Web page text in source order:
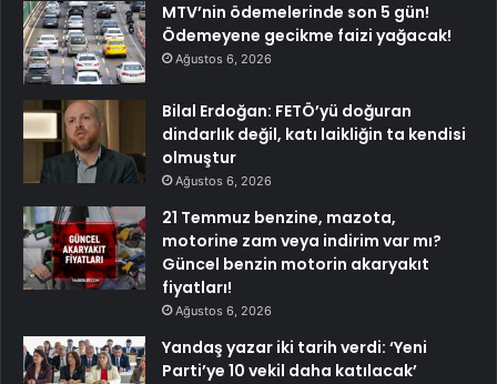
MTV’nin ödemelerinde son 5 gün!
Ödemeyene gecikme faizi yağacak!
Ağustos 6, 2026
Bilal Erdoğan: FETÖ’yü doğuran
dindarlık değil, katı laikliğin ta kendisi
olmuştur
Ağustos 6, 2026
21 Temmuz benzine, mazota,
motorine zam veya indirim var mı?
Güncel benzin motorin akaryakıt
fiyatları!
Ağustos 6, 2026
Yandaş yazar iki tarih verdi: ‘Yeni
Parti’ye 10 vekil daha katılacak’